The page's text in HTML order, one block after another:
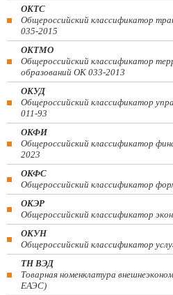
ОКТС
Общероссийский классификатор
035-2015
ОКТМО
Общероссийский классификатор
образований ОК 033-2013
ОКУД
Общероссийский классификатор
011-93
ОКФИ
Общероссийский классификатор
2023
ОКФС
Общероссийский классификатор
ОКЭР
Общероссийский классификатор
ОКУН
Общероссийский классификатор
ТН ВЭД
Товарная номенклатура
ЕАЭС)